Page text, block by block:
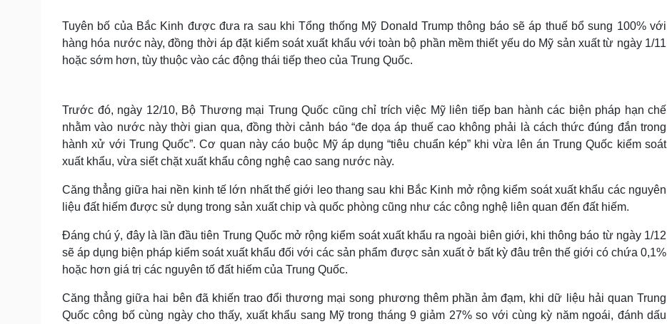
Tuyên bố của Bắc Kinh được đưa ra sau khi Tổng thống Mỹ Donald Trump thông báo sẽ áp thuế bổ sung 100% với
hàng hóa nước này, đồng thời áp đặt kiểm soát xuất khẩu với toàn bộ phần mềm thiết yếu do Mỹ sản xuất từ ngày 1/11
hoặc sớm hơn, tùy thuộc vào các động thái tiếp theo của Trung Quốc.
Trước đó, ngày 12/10, Bộ Thương mại Trung Quốc cũng chỉ trích việc Mỹ liên tiếp ban hành các biện pháp hạn chế
nhằm vào nước này thời gian qua, đồng thời cảnh báo “đe dọa áp thuế cao không phải là cách thức đúng đắn trong
hành xử với Trung Quốc”. Cơ quan này cáo buộc Mỹ áp dụng “tiêu chuẩn kép” khi vừa lên án Trung Quốc kiểm soát
xuất khẩu, vừa siết chặt xuất khẩu công nghệ cao sang nước này.
Căng thẳng giữa hai nền kinh tế lớn nhất thế giới leo thang sau khi Bắc Kinh mở rộng kiểm soát xuất khẩu các nguyên
liệu đất hiếm được sử dụng trong sản xuất chip và quốc phòng cũng như các công nghệ liên quan đến đất hiếm.
Đáng chú ý, đây là lần đầu tiên Trung Quốc mở rộng kiểm soát xuất khẩu ra ngoài biên giới, khi thông báo từ ngày 1/12
sẽ áp dụng biện pháp kiểm soát xuất khẩu đối với các sản phẩm được sản xuất ở bất kỳ đâu trên thế giới có chứa 0,1%
hoặc hơn giá trị các nguyên tố đất hiếm của Trung Quốc.
Căng thẳng giữa hai bên đã khiến trao đổi thương mại song phương thêm phần ảm đạm, khi dữ liệu hải quan Trung
Quốc công bố cùng ngày cho thấy, xuất khẩu sang Mỹ trong tháng 9 giảm 27% so với cùng kỳ năm ngoái, đánh dấu